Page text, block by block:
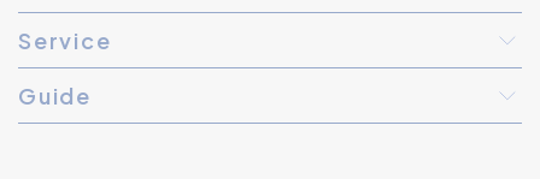
Service
Guide